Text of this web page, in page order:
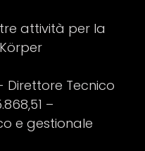
attività per la
Direttore Tecnico
–
e gestionale